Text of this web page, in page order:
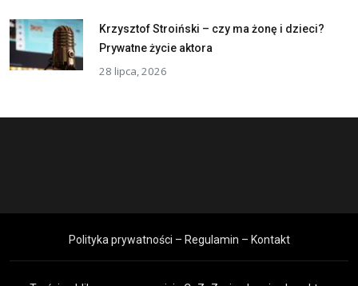
Krzysztof Stroiński – czy ma żonę i dzieci?
Prywatne życie aktora
28 lipca, 2026
Polityka prywatności – Regulamin – Kontakt